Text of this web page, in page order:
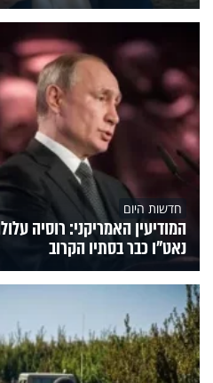
חדשות היום
המודיעין האמריקני: רוסיה
נאט"ו כבר בסתיו הקרוב